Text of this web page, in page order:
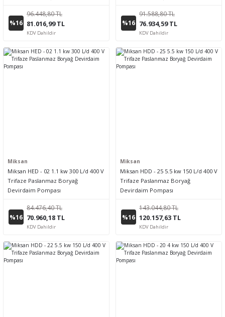
%16
96.448,80 TL
81.016,99 TL
KDV Dahildir
%16
91.588,80 TL
76.934,59 TL
KDV Dahildir
Miksan
Miksan HED - 02 1.1 kw 300 L/d 400 V
Trifaze Paslanmaz Boryağ
Devirdaim Pompası
%16
84.476,40 TL
70.960,18 TL
KDV Dahildir
Miksan
Miksan HDD - 25 5.5 kw 150 L/d 400 V
Trifaze Paslanmaz Boryağ
Devirdaim Pompası
%16
143.044,80 TL
120.157,63 TL
KDV Dahildir